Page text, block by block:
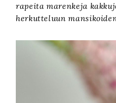
rapeita marenkeja
herkutteluun